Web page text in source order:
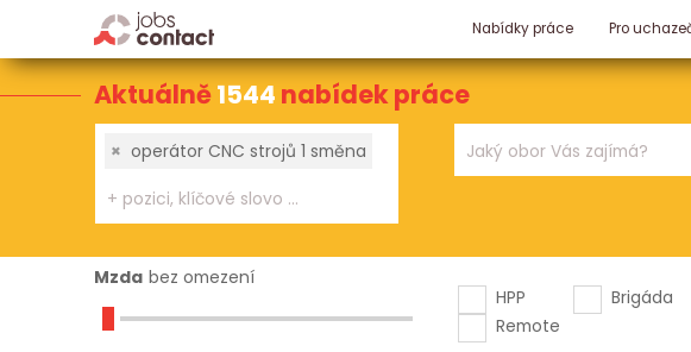
Nabídky práce Pro
Aktuálně1544 nabídek práce
× operátor CNC strojů 1 směna
Mzda bez omezení
HPP
Brigáda
Remote